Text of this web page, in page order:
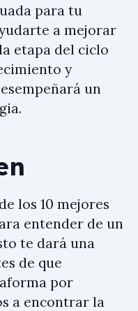
para tu
a mejorar
etapa del ciclo
y
un
los 10 mejores
entender de un
te dará una
de que
por
a encontrar la